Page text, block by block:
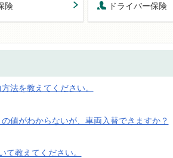
険 ドライバー保険
法を教えてください。
値がわからないが、車両入替できますか？
教えてください。